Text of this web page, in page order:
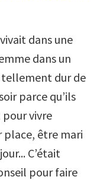
dans une
dans un
tellement dur de
parce qu’ils
pour vivre
place, être mari
C’était
pour faire